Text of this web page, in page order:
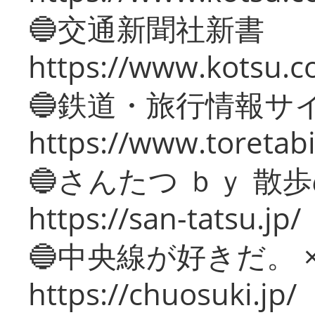
🔵交通新聞社新書
https://
🔵鉄道・旅行情報サ
https://
🔵さんたつ ｂｙ 散
https://san-tatsu.jp/
🔵中央線が好きだ。
https://chuosuki.jp/